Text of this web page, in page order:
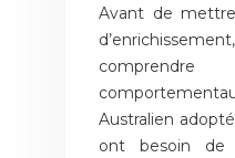
Avant de
Australien
ont besoin de